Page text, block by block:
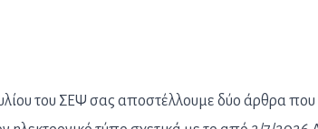
του ΣΕΨ σας αποστέλλουμε δύο άρθρα που